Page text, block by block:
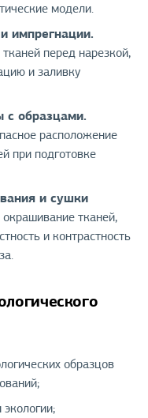
модели.
импрегнации.
перед нарезкой,
и заливку
с образцами.
расположение
при подготовке
и сушки
тканей,
и контрастность
образцов